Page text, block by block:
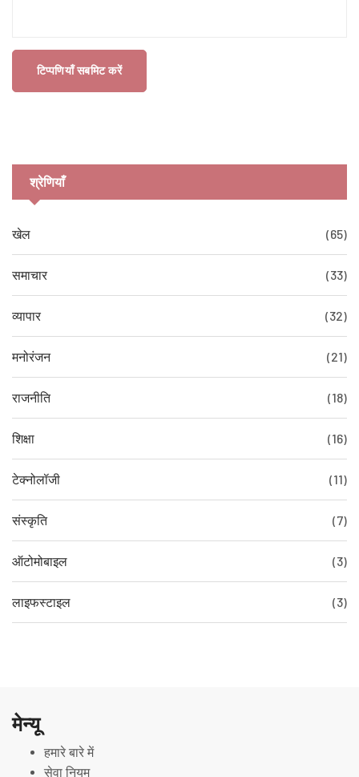
टिप्पणियाँ सबमिट करें
श्रेणियाँ
खेल (65)
समाचार (33)
व्यापार (32)
मनोरंजन (21)
राजनीति (18)
शिक्षा (16)
टेक्नोलॉजी (11)
संस्कृति (7)
ऑटोमोबाइल (3)
लाइफस्टाइल (3)
मेन्यू
हमारे बारे में
सेवा नियम